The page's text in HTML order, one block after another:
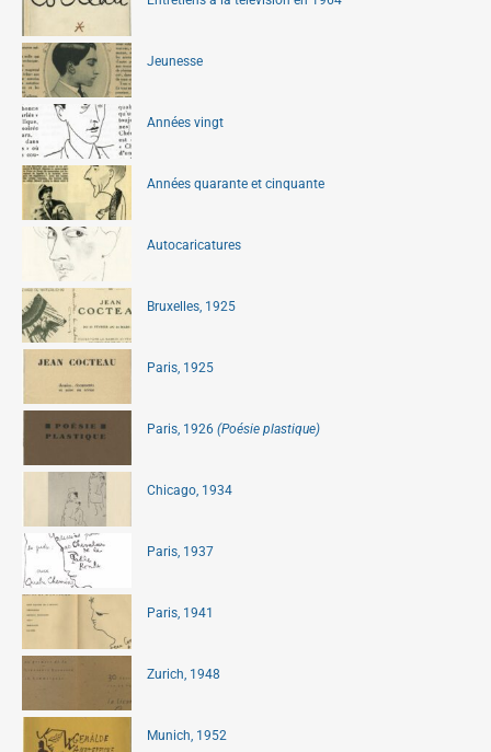
Jeunesse
Années vingt
Années quarante et cinquante
Autocaricatures
Bruxelles, 1925
Paris, 1925
Paris, 1926 (Poésie plastique)
Chicago, 1934
Paris, 1937
Paris, 1941
Zurich, 1948
Munich, 1952